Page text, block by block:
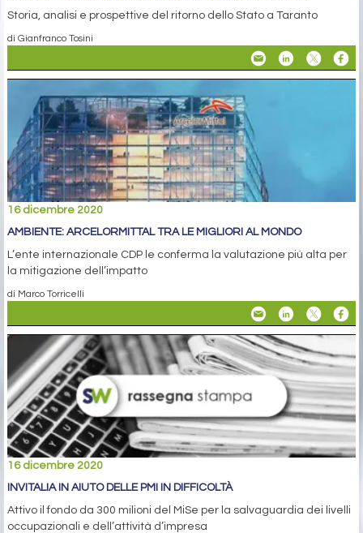
Storia, analisi e prospettive del ritorno dello Stato a Taranto
di Gianfranco Tosini
16 dicembre 2020
AMBIENTE: ARCELORMITTAL TRA LE MIGLIORI AL MONDO
L’ente internazionale CDP le conferma la valutazione più alta per
la mitigazione dell’impatto
di Marco Torricelli
16 dicembre 2020
INVITALIA IN AIUTO DELLE PMI IN DIFFICOLTÀ
Attivo il fondo da 300 milioni del MiSe per la salvaguardia dei livelli
occupazionali e dell’attività d’impresa